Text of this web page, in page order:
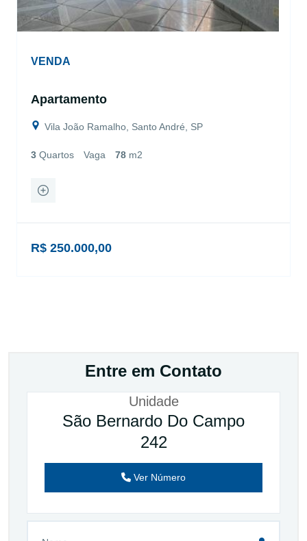
VENDA
Apartamento
Vila João Ramalho, Santo André, SP
3 Quartos Vaga 78 m2
R$ 250.000,00
Entre em Contato
Unidade
São Bernardo Do Campo
242
Ver Número